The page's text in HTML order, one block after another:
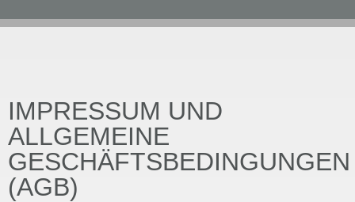
IMPRESSUM UND
ALLGEMEINE
GESCHÄFTSBEDINGUNGEN
(AGB)